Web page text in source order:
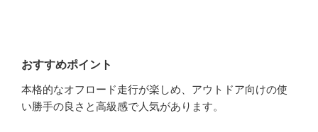
おすすめポイント
本格的なオフロード走行が楽しめ、アウトドア向けの使
い勝手の良さと高級感で人気があります。